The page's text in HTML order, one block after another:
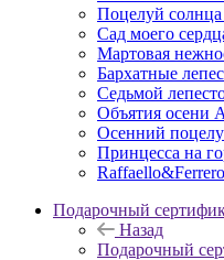
Поцелуй солнца
Сад моего
Мартовая
Бархатные
Седьмой
Объятия осени
Осенний
Принцесса на
Подарочный
Назад
Подарочный